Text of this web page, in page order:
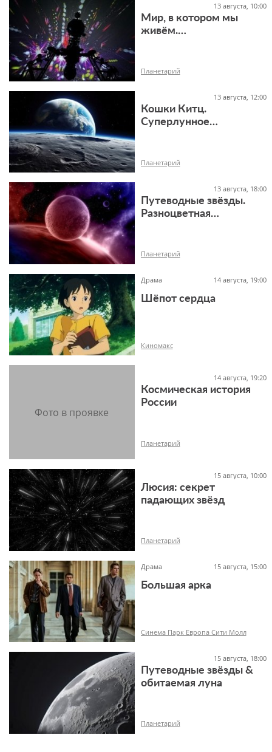
13 августа, 10:00
Мир, в котором мы
живём.
Планетарий
13 августа, 12:00
Кошки Китц.
Суперлунное
Планетарий
13 августа, 18:00
Путеводные звёзды.
Разноцветная
Планетарий
Драма 14 августа, 19:00
Шёпот сердца
Киномакс
14 августа, 19:20
Космическая история
России
Планетарий
15 августа, 10:00
Люсия: секрет
падающих звёзд
Планетарий
Драма 15 августа, 15:00
Большая арка
Синема Парк Европа Сити Молл
15 августа, 18:00
Путеводные звёзды &
обитаемая луна
Планетарий